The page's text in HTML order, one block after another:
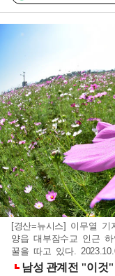
[경산=뉴시스] 이무열
양읍 대부잠수교 인근
꿀을 따고 있다.